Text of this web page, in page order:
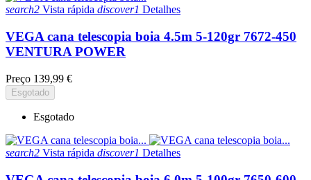
search2 Vista rápida discover1 Detalhes
VEGA cana telescopia boia 4.5m 5-120gr 7672-450
VENTURA POWER
Preço 139,99 €
Esgotado
Esgotado
search2 Vista rápida discover1 Detalhes